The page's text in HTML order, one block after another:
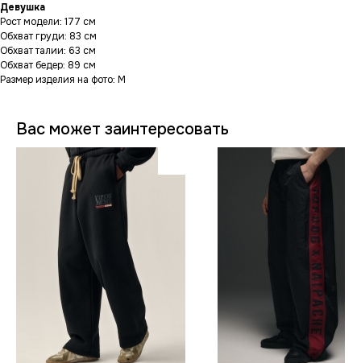
Девушка
Рост модели: 177 см
Обхват груди: 83 см
Обхват талии: 63 см
Обхват бедер: 89 см
Размер изделия на фото: M
Вас может заинтересовать